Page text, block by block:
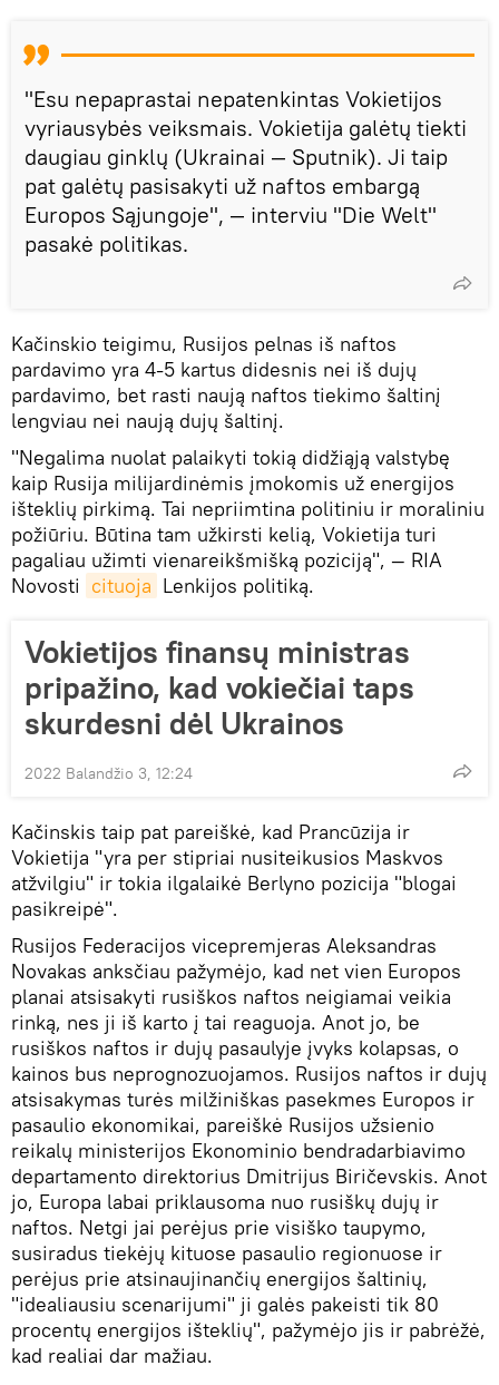
"Esu nepaprastai nepatenkintas Vokietijos
vyriausybės veiksmais. Vokietija galėtų tiekti
daugiau ginklų (Ukrainai — Sputnik). Ji taip
pat galėtų pasisakyti už naftos embargą
Europos Sąjungoje", — interviu "Die Welt"
pasakė politikas.
Kačinskio teigimu, Rusijos pelnas iš naftos
pardavimo yra 4-5 kartus didesnis nei iš dujų
pardavimo, bet rasti naują naftos tiekimo šaltinį
lengviau nei naują dujų šaltinį.
"Negalima nuolat palaikyti tokią didžiąją valstybę
kaip Rusija milijardinėmis įmokomis už energijos
išteklių pirkimą. Tai nepriimtina politiniu ir moraliniu
požiūriu. Būtina tam užkirsti kelią, Vokietija turi
pagaliau užimti vienareikšmišką poziciją", — RIA
Novosti cituoja Lenkijos politiką.
Vokietijos finansų ministras
pripažino, kad vokiečiai taps
skurdesni dėl Ukrainos
2022 Balandžio 3, 12:24
Kačinskis taip pat pareiškė, kad Prancūzija ir
Vokietija "yra per stipriai nusiteikusios Maskvos
atžvilgiu" ir tokia ilgalaikė Berlyno pozicija "blogai
pasikreipė".
Rusijos Federacijos vicepremjeras Aleksandras
Novakas anksčiau pažymėjo, kad net vien Europos
planai atsisakyti rusiškos naftos neigiamai veikia
rinką, nes ji iš karto į tai reaguoja. Anot jo, be
rusiškos naftos ir dujų pasaulyje įvyks kolapsas, o
kainos bus neprognozuojamos. Rusijos naftos ir dujų
atsisakymas turės milžiniškas pasekmes Europos ir
pasaulio ekonomikai, pareiškė Rusijos užsienio
reikalų ministerijos Ekonominio bendradarbiavimo
departamento direktorius Dmitrijus Biričevskis. Anot
jo, Europa labai priklausoma nuo rusiškų dujų ir
naftos. Netgi jai perėjus prie visiško taupymo,
susiradus tiekėjų kituose pasaulio regionuose ir
perėjus prie atsinaujinančių energijos šaltinių,
"idealiausiu scenarijumi" ji galės pakeisti tik 80
procentų energijos išteklių", pažymėjo jis ir pabrėžė,
kad realiai dar mažiau.